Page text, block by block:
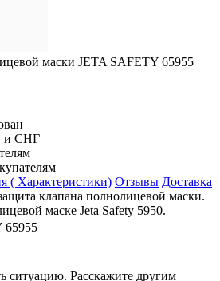
маски JETA SAFETY 65955
и СНГ
( Характеристики) Отзывы Доставка
клапана полнолицевой маски.
маске Jeta Safety 5950.
65955
ситуацию. Расскажите другим